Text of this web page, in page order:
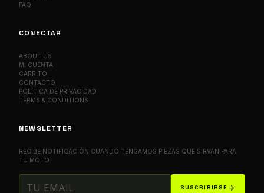
FAQ
CONECTAR
ABOUT US
MI CUENTA
CARRITO
CONTACTO
POLÍTICA DE PRIVACIDAD
TERMS & CONDITIONS
NEWSLETTER
RECIBE NOTIFICACIÓN CUANDO TENGAMOS PIEZAS QUE SIRVAN PARA
TU MOTO.
SUSCRIBIRSE arrow_forward